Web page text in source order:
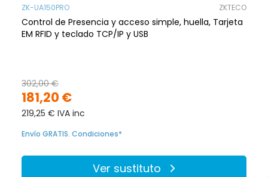
ZK-UA150PRO ZKTECO
Control de Presencia y acceso simple, huella, Tarjeta
EM RFID y teclado TCP/IP y USB
181,20 €
302,00 €
219,25 € IVA inc
Envío GRATIS. Condiciones*
Ver sustituto